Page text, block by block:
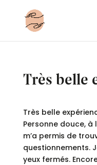
Très belle
Très belle
Personne douce, à
m’a permis de
questionnements.
yeux fermés.